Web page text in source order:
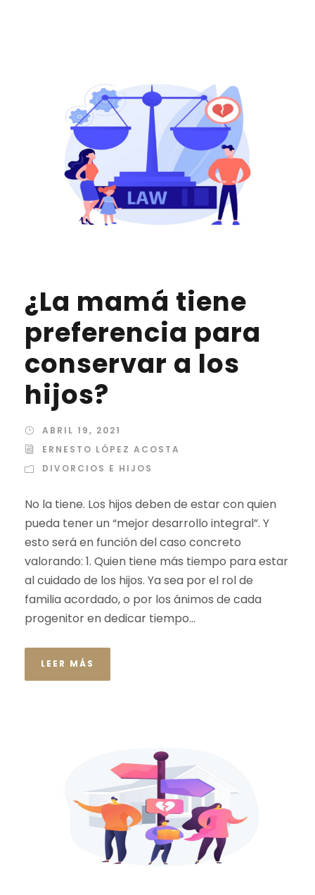
¿La mamá tiene
preferencia para
conservar a los
hijos?
ABRIL 19, 2021
ERNESTO LÓPEZ ACOSTA
DIVORCIOS E HIJOS
No la tiene. Los hijos deben de estar con quien
pueda tener un “mejor desarrollo integral”. Y
esto será en función del caso concreto
valorando: 1. Quien tiene más tiempo para estar
al cuidado de los hijos. Ya sea por el rol de
familia acordado, o por los ánimos de cada
progenitor en dedicar tiempo...
LEER MÁS